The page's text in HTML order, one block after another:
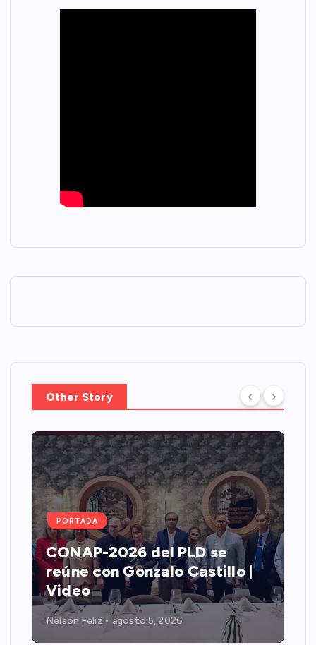
Other Story
PORTADA
CONAP-2026 del PLD se
reúne con Gonzalo Castillo |
Video
Nelson Feliz agosto 5, 2026